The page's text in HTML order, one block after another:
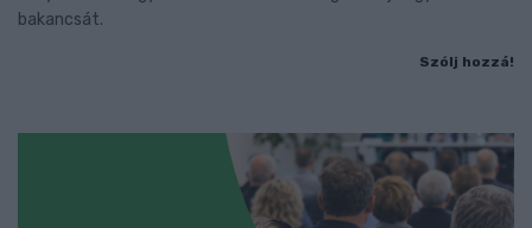
bakancsát.
Szólj hozzá!